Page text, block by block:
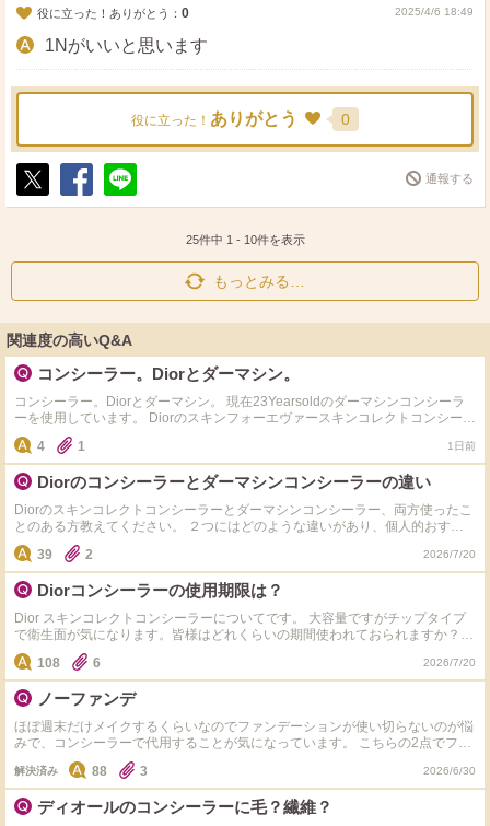
役に立った！ありがとう： 0 2025/4/6 18:49
1Nがいいと思います
役に立った！ ありがとう 0
ポ
シ
送
通報する
25件中 1 - 10件を表示
もっとみる…
関連度の高いQ&A
コンシーラー。Diorとダーマシン。
コンシーラー。Diorとダーマシン。 現在23Yearsoldのダーマシンコンシーラ
ーを使用しています。 Diorのスキンフォーエヴァースキンコレクトコンシーラ
ーは、ダーマシンコンシーラーとの比較をお聞きしたいです。 両方使用した
ことのある方よろしくお願いいたします。 ・ダーマシンコンシーラーがなく
なりそうなこと ・デパコスを一つプレゼントしてもらえること 上記が重なる
ためDiorのコンシーラーについて調べています。 コンシーラーの使用箇所は、
小鼻の赤み、頬に点々とあるソバカスのような薄く小さいシミです。 点置き
してアイシャドウブラシで優しく押す感じで使用しています。 塗った直後は
乾燥を感じますが、時間が経てば顔の油分で？馴染みます。 カバー力は塗っ
た直後は満足感がありますが、時間が経つと馴染みてなくなるイメージです。
が、手が出しやすい値段と極端な不満がないためリピートしようと考えていま
した。 が、上記の通りデパコスを一つプレゼントしてもらえるので、もしダ
ーマシンコンシーラーよりもDiorのコンシーラーのほうが使い心地がよければ
選びたいと思っております。 （たぶん）乾燥寄りの混合肌のため、乾燥によ
るパサパサ感が出ないことが第一条件（コスメデコルテのトーンパーフェクテ
どのものが理想です。 Diorのコンシーラーはダーマシンコンシーラーを上回る
ほどの良品ですか？ どうぞよろしくお願いいたします。
4 1 1日前
Diorのコンシーラーとダーマシンコンシーラーの違い
Diorのスキンコレクトコンシーラーとダーマシンコンシーラー、両方使ったこ
とのある方教えてください。 ２つにはどのような違いがあり、個人的おすす
めはどちらですか? 似てる！という情報をよく見かけるので気になります。
39 2 2026/7/20
Diorコンシーラーの使用期限は？
Dior スキンコレクトコンシーラーについてです。 大容量ですがチップタイプ
で衛生面が気になります。皆様はどれくらいの期間使われておられますか？ 1
108 6 2026/7/20
ノーファンデ
ほぼ週末だけメイクするくらいなのでファンデーションが使い切らないのが悩
みで、コンシーラーで代用することが気になっています。 こちらの2点でファ
ンデーションを塗ったようなお肌になりますか？ クマと薄めのニキビ跡があ
りますが、そこまで深刻な肌悩みはありません。
解決済み 88 3 2026/6/30
ディオールのコンシーラーに毛？繊維？